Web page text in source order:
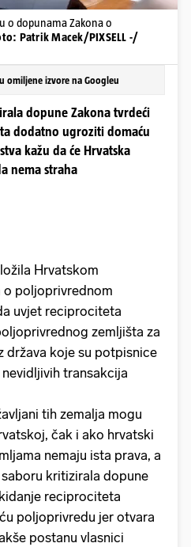
o dopunama Zakona o
Patrik Macek/PIXSELL -/
omiljene izvore na Googleu
dopune Zakona tvrdeći
dodatno ugroziti domaću
kažu da će Hrvatska
nema straha
Hrvatskom
o poljoprivrednom
uvjet reciprociteta
zemljišta za
država koje su potpisnice
transakcija
tih zemalja mogu
čak i ako hrvatski
nemaju ista prava, a
kritizirala dopune
reciprociteta
poljoprivredu jer otvara
postanu vlasnici